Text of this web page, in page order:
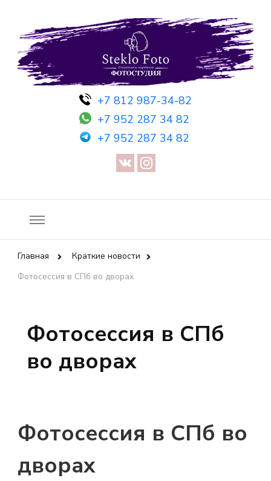
+7 812 987-34-82
+7 952 287 34 82
+7 952 287 34 82
Фотостудия SF
Фотосессия в студии СПб — Фотосессия в Санкт-Петербурге
— Предметная съемка — Невидимый манекен — Прозрачный
манекен — Сертификат на фотосессию
Главная
Краткие новости
Фотосессия в СПб во дворах
Фотосессия в СПб
во дворах
Фотосессия в СПб во
дворах